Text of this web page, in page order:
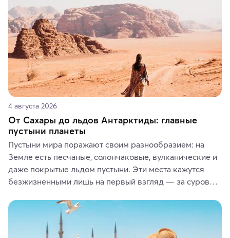
где их купить.
4 августа 2026
От Сахары до льдов Антарктиды: главные
пустыни планеты
Пустыни мира поражают своим разнообразием: на
Земле есть песчаные, солончаковые, вулканические и
даже покрытые льдом пустыни. Эти места кажутся
безжизненными лишь на первый взгляд — за суровой
животные и маршруты, которые дарят одни из самых
ярких впечатлений от путешествий.